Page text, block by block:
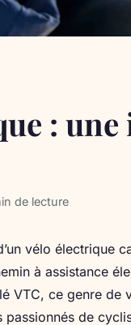
:
de lecture
vélo électrique
à assistance
VTC, ce genre
de